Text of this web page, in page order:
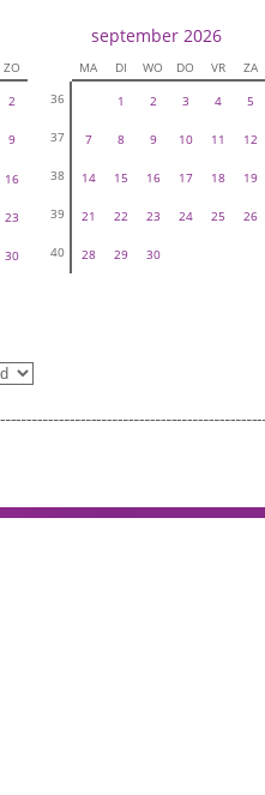
ZO
2
9
16
23
30
september 2026
MA DI WO DO VR
ZA
36
1 2 3 4 5
37 7 8 9 10 11 12
38 14 15 16 17 18 19
39 21 22 23 24 25 26
40 28 29 30